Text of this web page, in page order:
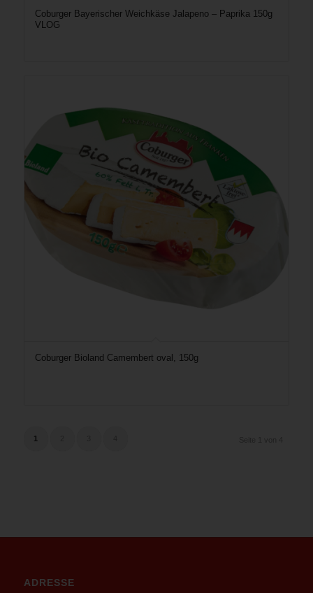
Coburger Bayerischer Weichkäse Jalapeno – Paprika 150g
VLOG
Coburger Bioland Camembert oval, 150g
1
ADRESSE